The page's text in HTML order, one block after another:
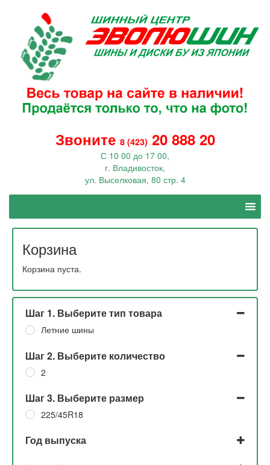
Звоните 8 (423) 20 888 20
С 10 00 до 17 00,
г. Владивосток,
ул. Выселковая, 80 стр. 4
Корзина
Корзина пуста.
Шаг 1. Выберите тип товара
Летние шины
Шаг 2. Выберите количество
2
Шаг 3. Выберите размер
225/45R18
Год выпуска